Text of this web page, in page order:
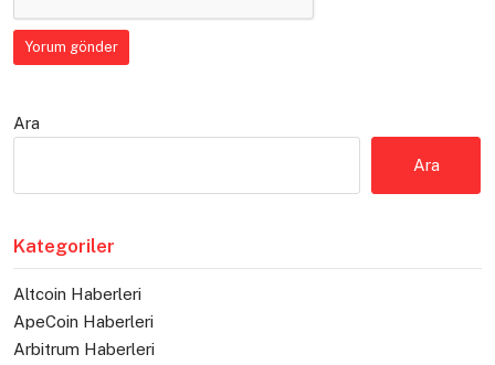
Ara
Ara
Kategoriler
Altcoin Haberleri
ApeCoin Haberleri
Arbitrum Haberleri